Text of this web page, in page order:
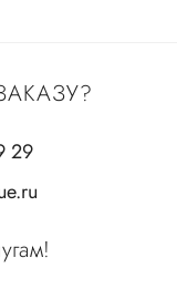
29